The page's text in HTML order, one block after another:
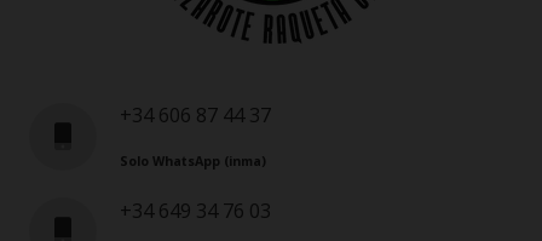
+34 606 87 44 37
Solo WhatsApp (inma)
+34 649 34 76 03